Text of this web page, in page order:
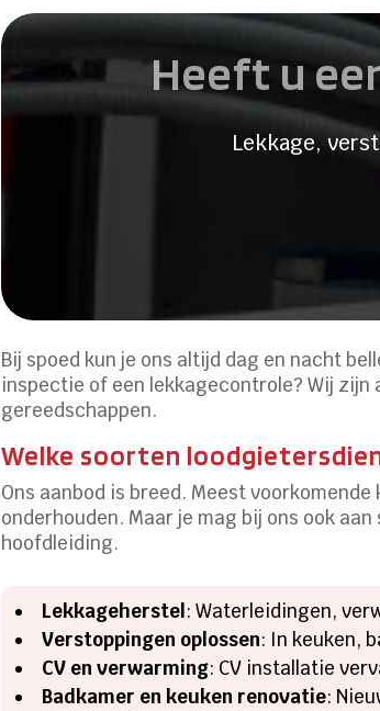
Heeft u
Lekkage,
Bij spoed kun je ons altijd dag en nacht
inspectie of een lekkagecontrole? Wij
gereedschappen.
Welke soorten
Ons aanbod is breed. Meest
onderhouden. Maar je mag bij ons ook
hoofdleiding.
Lekkageherstel: Waterleidingen,
Verstoppingen oplossen: In keuken,
CV en verwarming: CV installatie
Badkamer en keuken renovatie: